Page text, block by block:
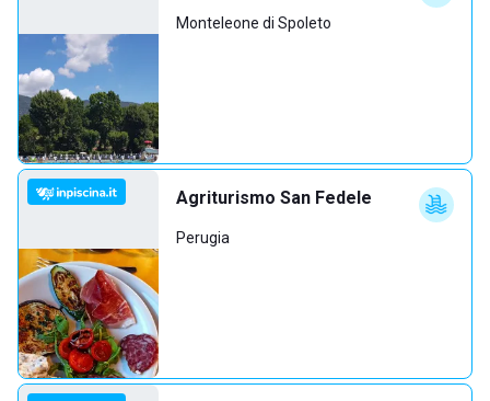
Monteleone di Spoleto
Agriturismo San Fedele
Perugia